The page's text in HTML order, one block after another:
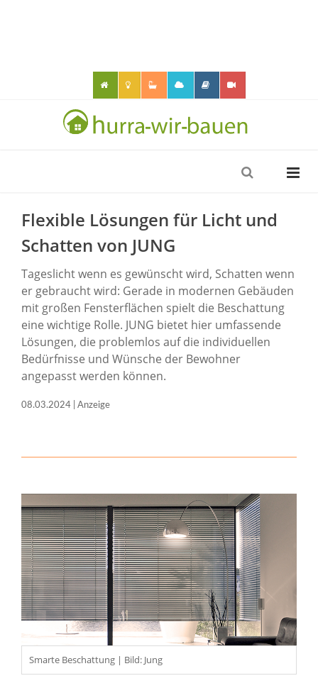
Flexible Lösungen für Licht und
Schatten von JUNG
Tageslicht wenn es gewünscht wird, Schatten wenn
er gebraucht wird: Gerade in modernen Gebäuden
mit großen Fensterflächen spielt die Beschattung
eine wichtige Rolle. JUNG bietet hier umfassende
Lösungen, die problemlos auf die individuellen
Bedürfnisse und Wünsche der Bewohner
angepasst werden können.
08.03.2024 | Anzeige
Smarte Beschattung | Bild: Jung